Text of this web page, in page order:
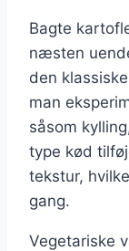
Bagte
næsten
den
man
såsom
type kød
tekstur,
gang.
Vegetariske